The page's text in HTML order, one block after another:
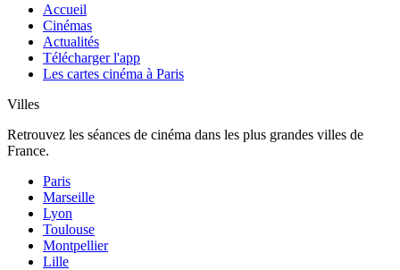
Accueil
Cinémas
Actualités
Télécharger l'app
Les cartes cinéma à Paris
Villes
Retrouvez les séances de cinéma dans les plus grandes villes de
France.
Paris
Marseille
Lyon
Toulouse
Montpellier
Lille